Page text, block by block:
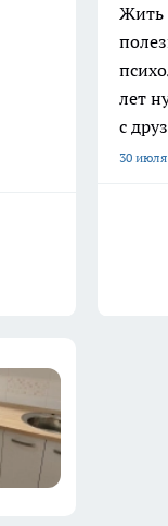
Жить
лет
с
30 июля